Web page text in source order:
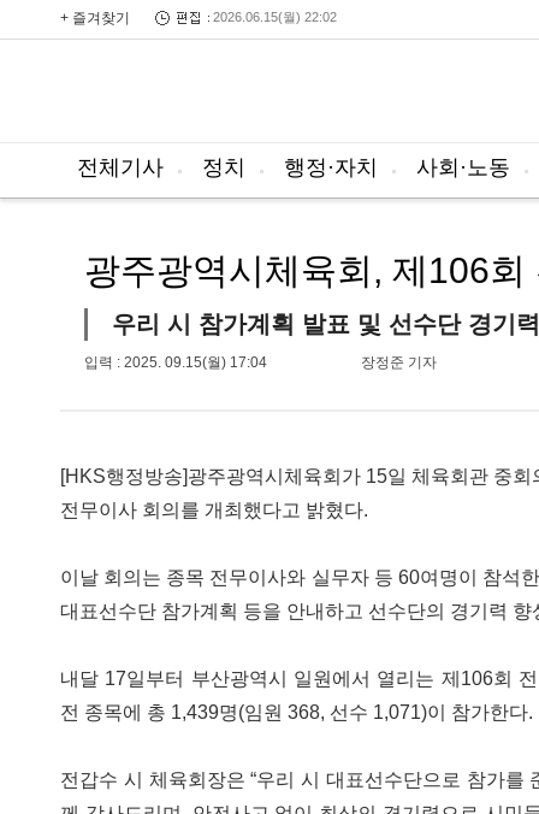
+ 즐겨찾기 2026.06.15(월) 22:02
전체기사 정치 행정·자치 사회·노동
광주광역시체육회, 제106
우리 시 참가계획 발표 및 선수단 경기
입력 : 2025. 09.15(월) 17:04 장정준 기자
[HKS행정방송]광주광역시체육회가 15일 체육회관 중
전무이사 회의를 개최했다고 밝혔다.
이날 회의는 종목 전무이사와 실무자 등 60여명이 참석
대표선수단 참가계획 등을 안내하고 선수단의 경기력
내달 17일부터 부산광역시 일원에서 열리는 제106회
전 종목에 총 1,439명(임원 368, 선수 1,071)이 참가한다.
전갑수 시 체육회장은 “우리 시 대표선수단으로 참가